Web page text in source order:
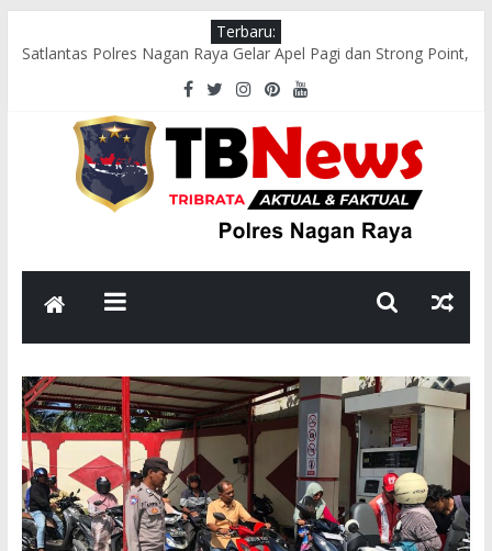
Terbaru:
Satlantas Polres Nagan Raya Gelar Apel Pagi dan Strong Point,
Pastikan Arus Lalu Lintas Lancar
Tim Patroli Perintis Presisi Sat Samapta Polres Nagan Raya
Gelar Patroli Guantibmas
Satlantas Polres Nagan Raya Laksanakan Pengaturan Lalu
Lintas di Titik Keramaian
Polsek Darul Makmur Sosialisasikan Pencegahan Karhutla
Bhabinkamtibmas Polsek Darul Makmur Sambangi Warga
Desa Alue Bilie, Sampaikan Pesan Kamtibmas